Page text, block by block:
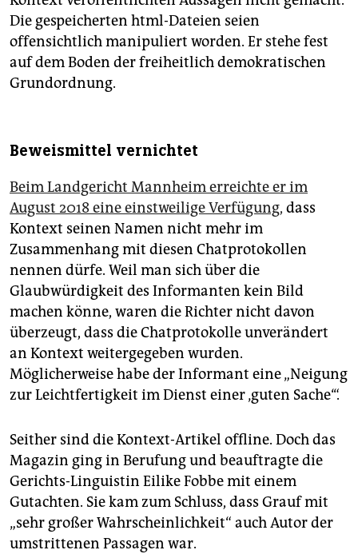
Die gespeicherten html-Dateien seien
offensichtlich manipuliert worden. Er stehe fest
auf dem Boden der freiheitlich demokratischen
Grundordnung.
Beweismittel vernichtet
Beim Landgericht Mannheim erreichte er im
August 2018 eine einstweilige Verfügung, dass
Kontext seinen Namen nicht mehr im
Zusammenhang mit diesen Chatprotokollen
nennen dürfe. Weil man sich über die
Glaubwürdigkeit des Informanten kein Bild
machen könne, waren die Richter nicht davon
überzeugt, dass die Chatprotokolle unverändert
an Kontext weitergegeben wurden.
Möglicherweise habe der Informant eine „Neigung
zur Leichtfertigkeit im Dienst einer ‚guten Sache‘“.
Seither sind die Kontext-Artikel offline. Doch das
Magazin ging in Berufung und beauftragte die
Gerichts-Linguistin Eilike Fobbe mit einem
Gutachten. Sie kam zum Schluss, dass Grauf mit
„sehr großer Wahrscheinlichkeit“ auch Autor der
umstrittenen Passagen war.